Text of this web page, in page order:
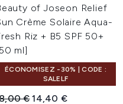
5
of Joseon Relief
Crème Solaire Aqua-
Riz + B5 SPF 50+
ml]
ÉCONOMISEZ -30% | CODE :
SALELF
de vente :
€Prix ​​actuel :
14,40 €